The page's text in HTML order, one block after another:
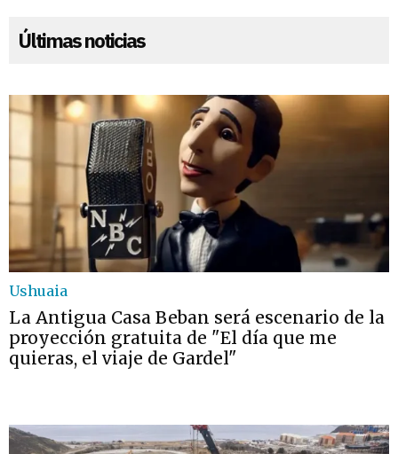
Últimas noticias
Ushuaia
La Antigua Casa Beban será escenario de la
proyección gratuita de "El día que me
quieras, el viaje de Gardel"